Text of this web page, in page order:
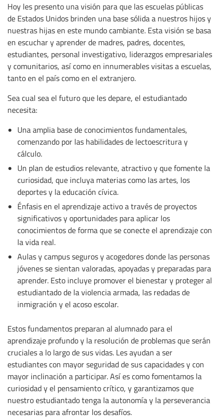
Hoy les presento una visión para que las escuelas públicas
de Estados Unidos brinden una base sólida a nuestros hijos y
nuestras hijas en este mundo cambiante. Esta visión se basa
en escuchar y aprender de madres, padres, docentes,
estudiantes, personal investigativo, liderazgos empresariales
y comunitarios, así como en innumerables visitas a escuelas,
tanto en el país como en el extranjero.
Sea cual sea el futuro que les depare, el estudiantado
necesita:
Una amplia base de conocimientos fundamentales,
comenzando por las habilidades de lectoescritura y
cálculo.
Un plan de estudios relevante, atractivo y que fomente la
curiosidad, que incluya materias como las artes, los
deportes y la educación cívica.
Énfasis en el aprendizaje activo a través de proyectos
significativos y oportunidades para aplicar los
conocimientos de forma que se conecte el aprendizaje con
la vida real.
Aulas y campus seguros y acogedores donde las personas
jóvenes se sientan valoradas, apoyadas y preparadas para
aprender. Esto incluye promover el bienestar y proteger al
estudiantado de la violencia armada, las redadas de
inmigración y el acoso escolar.
Estos fundamentos preparan al alumnado para el
aprendizaje profundo y la resolución de problemas que serán
cruciales a lo largo de sus vidas. Les ayudan a ser
estudiantes con mayor seguridad de sus capacidades y con
mayor inclinación a participar. Así es como fomentamos la
curiosidad y el pensamiento crítico, y garantizamos que
nuestro estudiantado tenga la autonomía y la perseverancia
necesarias para afrontar los desafíos.